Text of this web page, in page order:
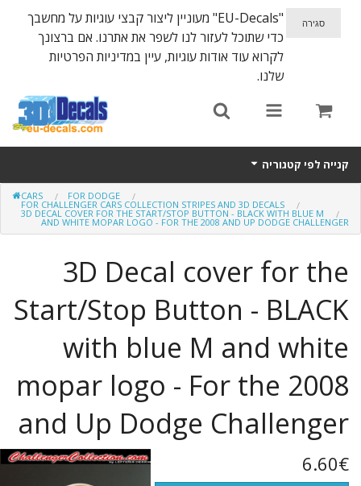
"EU-Decals" מעוניין ליצור קבצי עוגיות על מחשבך
כדי שתוכל לעזור לנו לשפר את אתרנו. אם ברצונך
לקרוא עוד אודות עוגיות, עיין במדיניות הפרטיות
שלנו.
קנייה לפי קטגוריה
Helmet 3D Decals
Cars
Bikes
Life Style
Flags of the world
CARS FOR DODGE
FOR CHALLENGER CARS COLLECTION STRIPES AND 3D DECALS
3D DECAL COVER FOR THE START/STOP BUTTON - BLACK WITH BLUE M
AND WHITE MOPAR LOGO - FOR THE 2008 AND UP DODGE CHALLENGER
3D Decal cover for the
Start/Stop Button - BLACK
with blue M and white
mopar logo - For the 2008
and Up Dodge Challenger
6.60€